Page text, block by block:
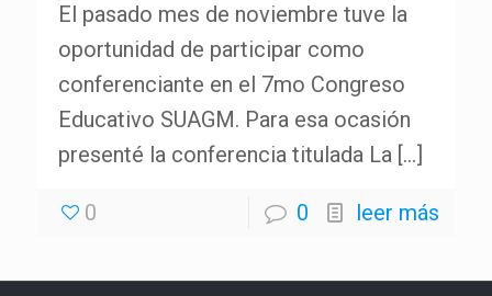
El pasado mes de noviembre tuve la
oportunidad de participar como
conferenciante en el 7mo Congreso
Educativo SUAGM. Para esa ocasión
presenté la conferencia titulada La […]
0 0 leer más